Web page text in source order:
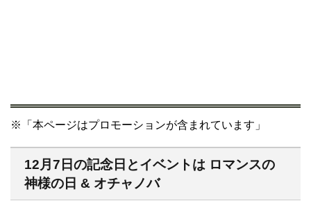
※「本ページはプロモーションが含まれています」
12月7日の記念日とイベントは ロマンスの
神様の日 & オチャノバ